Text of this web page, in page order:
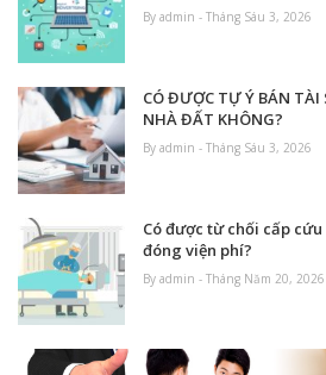
By admin - Tháng Sáu 3, 2026
CÓ ĐƯỢC TỰ Ý BÁN
NHÀ ĐẤT KHÔNG?
By admin - Tháng Sáu 3, 2026
Có được từ chối cấp
đóng viện phí?
By admin - Tháng Năm 20, 2026